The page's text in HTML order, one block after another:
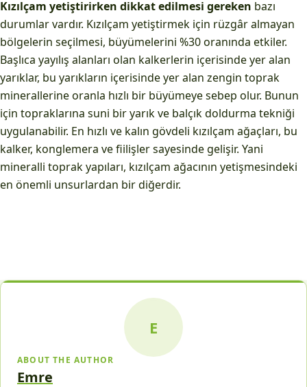
Kızılçam yetiştirirken dikkat edilmesi gereken bazı
durumlar vardır. Kızılçam yetiştirmek için rüzgâr almayan
bölgelerin seçilmesi, büyümelerini %30 oranında etkiler.
Başlıca yayılış alanları olan kalkerlerin içerisinde yer alan
yarıklar, bu yarıkların içerisinde yer alan zengin toprak
minerallerine oranla hızlı bir büyümeye sebep olur. Bunun
için topraklarına suni bir yarık ve balçık doldurma tekniği
uygulanabilir. En hızlı ve kalın gövdeli kızılçam ağaçları, bu
kalker, konglemera ve fiilişler sayesinde gelişir. Yani
mineralli toprak yapıları, kızılçam ağacının yetişmesindeki
en önemli unsurlardan bir diğerdir.
E
ABOUT THE AUTHOR
Emre